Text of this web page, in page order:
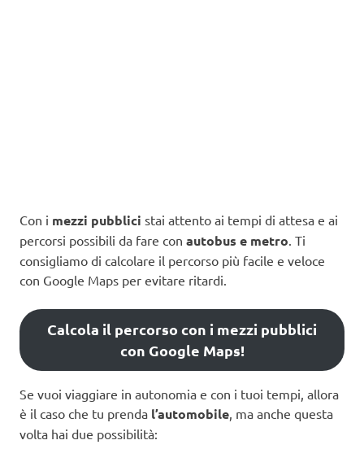
Con i mezzi pubblici stai attento ai tempi di attesa e ai
percorsi possibili da fare con autobus e metro. Ti
consigliamo di calcolare il percorso più facile e veloce
con Google Maps per evitare ritardi.
Calcola il percorso con i mezzi pubblici
con Google Maps!
Se vuoi viaggiare in autonomia e con i tuoi tempi, allora
è il caso che tu prenda l’automobile , ma anche questa
volta hai due possibilità: